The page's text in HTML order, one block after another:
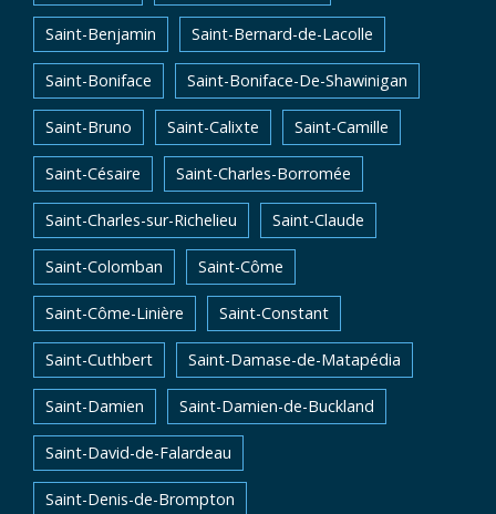
Saint-Benjamin Saint-Bernard-de-Lacolle
Saint-Boniface Saint-Boniface-De-Shawinigan
Saint-Bruno Saint-Calixte Saint-Camille
Saint-Césaire Saint-Charles-Borromée
Saint-Charles-sur-Richelieu Saint-Claude
Saint-Colomban Saint-Côme
Saint-Côme-Linière Saint-Constant
Saint-Cuthbert Saint-Damase-de-Matapédia
Saint-Damien Saint-Damien-de-Buckland
Saint-David-de-Falardeau
Saint-Denis-de-Brompton